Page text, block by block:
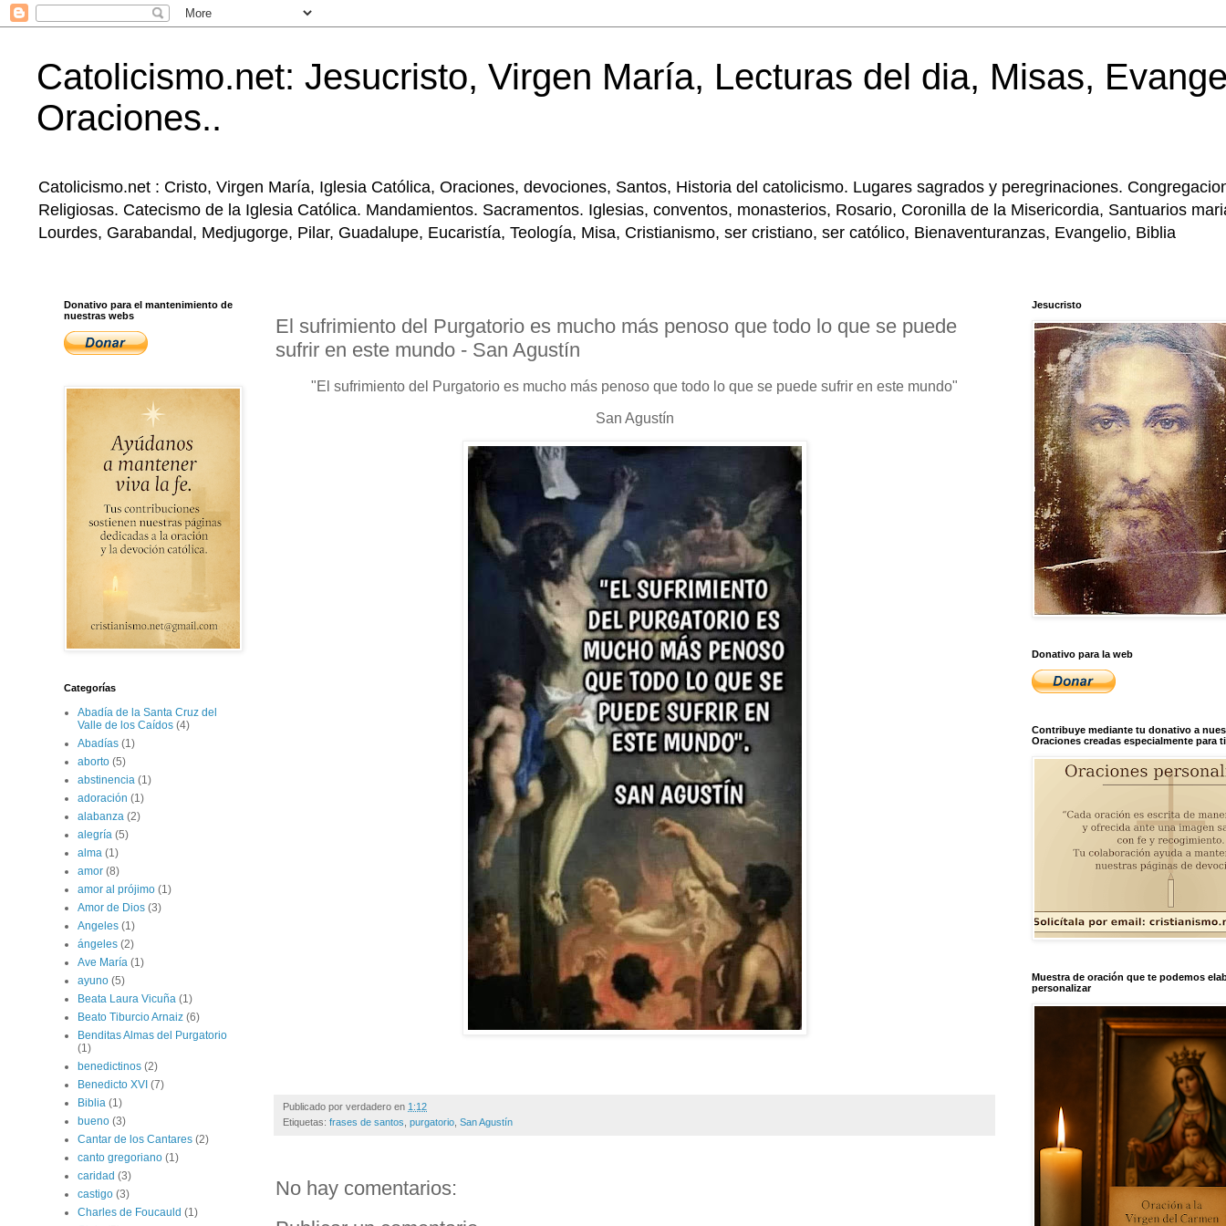
Catolicismo.net: Jesucristo, Virgen María, Lecturas del dia, Misas,
Oraciones..
Catolicismo.net : Cristo, Virgen María, Iglesia Católica, Oraciones, devociones, Santos, Historia del catolicismo. Lugares sagrados y peregrinaciones.
Religiosas. Catecismo de la Iglesia Católica. Mandamientos. Sacramentos. Iglesias, conventos, monasterios, Rosario, Coronilla de la Misericordia, Santuarios
Lourdes, Garabandal, Medjugorge, Pilar, Guadalupe, Eucaristía, Teología, Misa, Cristianismo, ser cristiano, ser católico, Bienaventuranzas, Evangelio, Biblia
El sufrimiento del Purgatorio es mucho más penoso que todo lo que se puede
sufrir en este mundo - San Agustín
"El sufrimiento del Purgatorio es mucho más penoso que todo lo que se puede sufrir en este mundo"
San Agustín
Publicado por verdadero en 1:12
Etiquetas: frases de santos purgatorio San Agustín
No hay comentarios:
Donativo para el mantenimiento de
nuestras webs
Categorías
Abadía de la Santa Cruz del
Valle de los Caídos (4)
Abadías (1)
aborto (5)
abstinencia (1)
adoración (1)
alabanza (2)
alegría (5)
alma (1)
amor (8)
amor al prójimo (1)
Amor de Dios (3)
Angeles (1)
ángeles (2)
Ave María (1)
ayuno (5)
Beata Laura Vicuña (1)
Beato Tiburcio Arnaiz (6)
Benditas Almas del Purgatorio
(1)
benedictinos (2)
Benedicto XVI (7)
Biblia (1)
bueno (3)
Cantar de los Cantares (2)
canto gregoriano (1)
caridad (3)
castigo (3)
Charles de Foucauld (1)
Jesucristo
Donativo para la web
Contribuye mediante tu donativo a
Oraciones creadas especialmente para
Muestra de oración que te podemos
personalizar